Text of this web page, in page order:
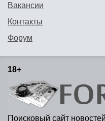
Вакансии
Контакты
Форум
18+
Поисковый сайт